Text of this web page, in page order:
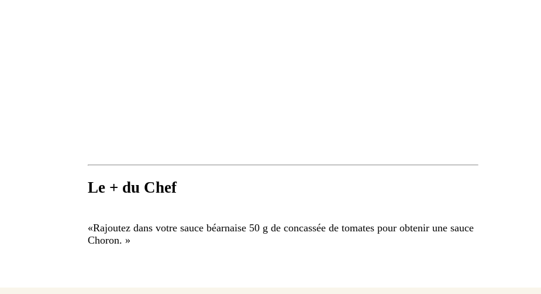
Le + du Chef
«Rajoutez dans votre sauce béarnaise 50 g de concassée de tomates pour obtenir une sauce
Choron. »